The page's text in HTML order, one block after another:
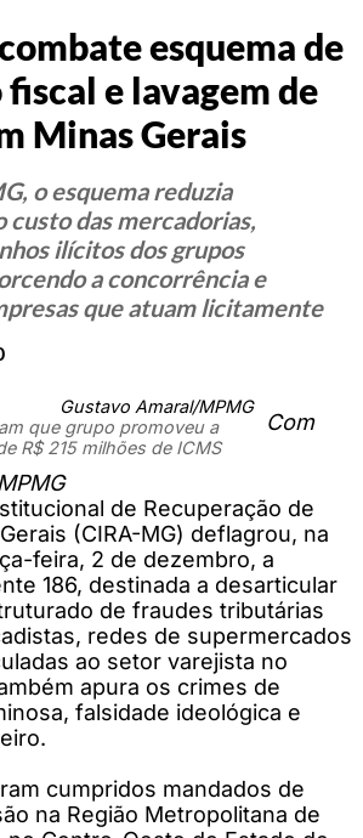
esquema de
fiscal e lavagem de
Minas Gerais
o esquema reduzia
das mercadorias,
ilícitos dos grupos
a concorrência e
que atuam licitamente
Gustavo Amaral/MPMG
que grupo promoveu a
R$ 215 milhões de ICMS
Com
de Recuperação de
(CIRA-MG) deflagrou, na
feira, 2 de dezembro, a
186, destinada a desarticular
de fraudes tributárias
redes de supermercados
ao setor varejista no
apura os crimes de
falsidade ideológica e
cumpridos mandados de
na Região Metropolitana de